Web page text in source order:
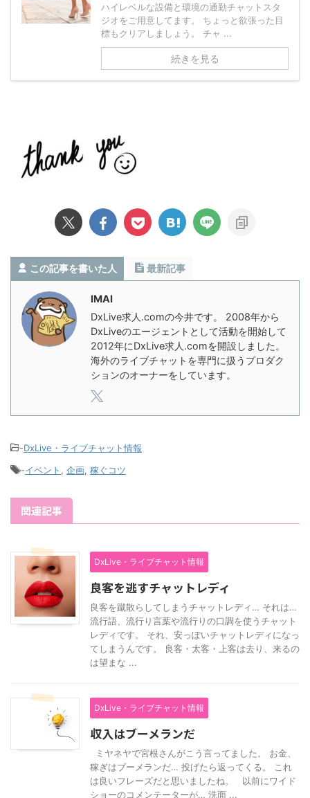
ハイレベルな設備と環境の通勤チャットスタ
ジオをご用意してます。 ちょっと欲張った目
標もクリアしましょう。 チャ ...
続きを見る
この記事を書いた人 最新記事
IMAI
DxLive求人.comの今井です。 2008年から
DxLiveのエージェントとして活動を開始して
2012年にDxLive求人.comを開設しました。
海外のライブチャットを専門に扱うプロダク
ションのオーナーをしています。
-DxLive・ライブチャット情報
-イベント , 企画, 稼ぐコツ
関連記事
DxLive・ライブチャット情報
良客を逃すチャットレディ
良客を蹴散らしてしまうチャットレディ… それは…
流行語、流行り言葉や流行りの口調を使うチャット
レディです。 それ、安っぽいチャットレディになっ
てしまうんです。 良客・太客・上客は去り、来るの
は望まな ...
DxLive・ライブチャット情報
収入はブーメランだ
ミヤネヤで宮根さんがこう言ってました。 お金、
稼ぎはブーメランだ… 投げたら返ってくる。 これ
は良いフレーズだと思いましたね。 以前にワイド
ショーのコメンテーターが… 洗面 ...